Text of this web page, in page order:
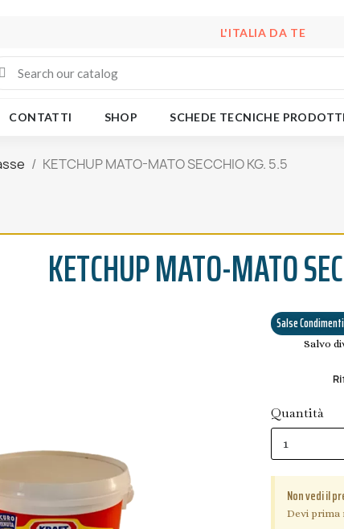
L'ITALIA DA TE
CONTATTI SHOP SCHEDE TECNICHE PRODOTTI
KETCHUP MATO-MATO SECCHIO KG. 5.5
KETCHUP MATO-MATO
Salse
Salvo
Quantità
Non vedi il
Devi prima